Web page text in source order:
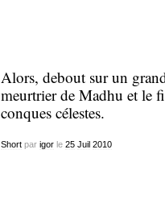
Alors, debout sur un
meurtrier de Madhu et le
conques célestes.
Shortpar igorle 25 Juil 2010